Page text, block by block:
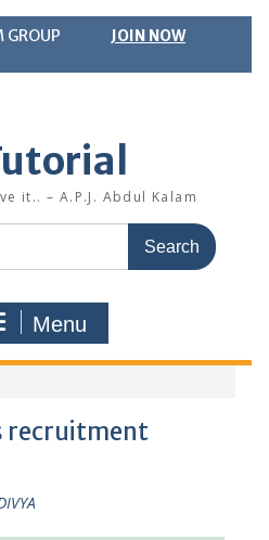
GROUP JOIN NOW
it.. – A.P.J. Abdul Kalam
Menu
recruitment